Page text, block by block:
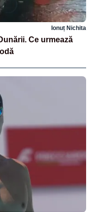
Ionuț Nichita
Ce urmează